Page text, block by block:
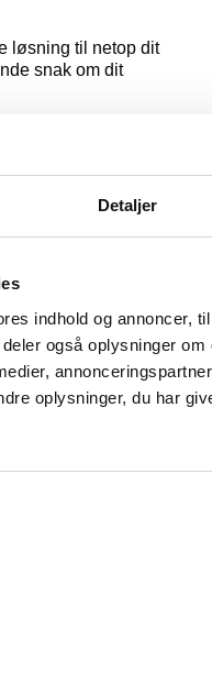
Detaljer
indhold og annoncer,
også oplysninger
oplysninger, du har
løsning til netop dit
snak om dit